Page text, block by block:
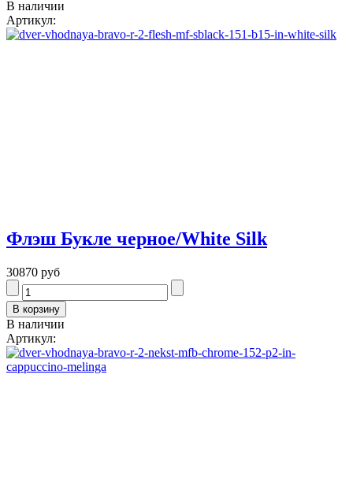
В наличии
Артикул:
Флэш Букле черное/White Silk
30870 руб
В наличии
Артикул: